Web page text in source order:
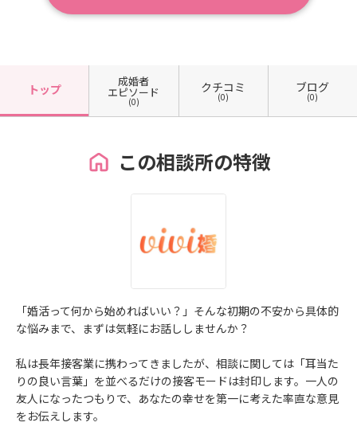
トップ
成婚者
エピソード
(0)
クチコミ
(0)
ブログ
(0)
この相談所の特徴
「婚活って何から始めればいい？」そんな初期の不安から具体的
な悩みまで、まずは気軽にお話ししませんか？
私は長年接客業に携わってきましたが、相談に関しては「耳当た
りの良い言葉」を並べるだけの接客モードは封印します。一人の
友人になったつもりで、あなたの幸せを第一に考えた率直な意見
をお伝えします。